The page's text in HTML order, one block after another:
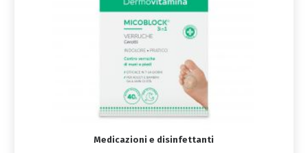
Medicazioni e disinfettanti